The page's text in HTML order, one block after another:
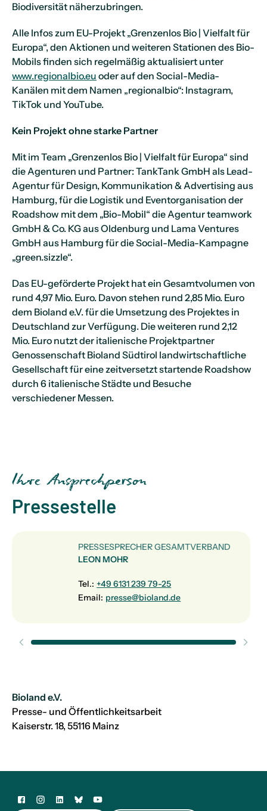
Biodiversität näherzubringen.
Alle Infos zum EU-Projekt „Grenzenlos Bio | Vielfalt für
Europa“, den Aktionen und weiteren Stationen des Bio-
Mobils finden sich regelmäßig aktualisiert unter
www.regionalbio.eu oder auf den Social-Media-
Kanälen mit dem Namen „regionalbio“: Instagram,
TikTok und YouTube.
Kein Projekt ohne starke Partner
Mit im Team „Grenzenlos Bio | Vielfalt für Europa“ sind
die Agenturen und Partner: TankTank GmbH als Lead-
Agentur für Design, Kommunikation & Advertising aus
Hamburg, für die Logistik und Eventorganisation der
Roadshow mit dem „Bio-Mobil“ die Agentur teamwork
GmbH & Co. KG aus Oldenburg und Lama Ventures
GmbH aus Hamburg für die Social-Media-Kampagne
„green.sizzle“.
Das EU-geförderte Projekt hat ein Gesamtvolumen von
rund 4,97 Mio. Euro. Davon stehen rund 2,85 Mio. Euro
dem Bioland e.V. für die Umsetzung des Projektes in
Deutschland zur Verfügung. Die weiteren rund 2,12
Mio. Euro nutzt der italienische Projektpartner
Genossenschaft Bioland Südtirol landwirtschaftliche
Gesellschaft für eine zeitversetzt startende Roadshow
durch 6 italienische Städte und Besuche
verschiedener Messen.
Ihre Ansprechperson
Pressestelle
PRESSESPRECHER GESAMTVERBAND
LEON MOHR
Tel.: +49 6131 239 79-25
Email: presse@bioland.de
Bioland e.V.
Presse- und Öffentlichkeitsarbeit
Kaiserstr. 18, 55116 Mainz